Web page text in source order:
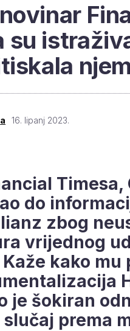
su
16. lipanj 2023.
do
zbog
vrijednog
kako
je šokiran
prema